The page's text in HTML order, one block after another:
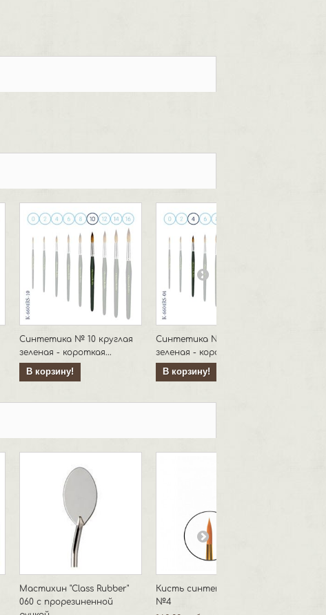
Синтетика № 10 круглая
зеленая - короткая...
В корзину!
Синтетика № 4 круглая
зеленая - короткая ручка
В корзину!
Мастихин "Class Rubber"
060 с прорезиненной
Кисть синтетика круглая
№4